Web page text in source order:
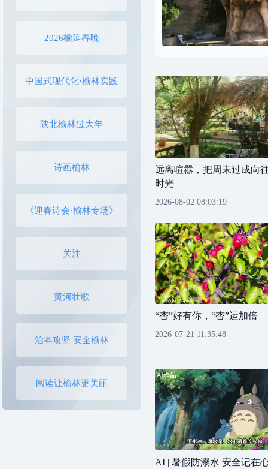
2026榆延春晚
中国式现代化·榆林实践
陕北榆林过大年
诗画榆林
《迎春诗会·榆林专场》
关注
黄河壮歌
治本攻坚 安全榆林
阅读让榆林更美丽
远离喧嚣，把周末过成向
时光
2026-08-02 08:03:19
“杏”好有你，“杏”运加倍
2026-07-21 11:35:48
AI | 暑假防溺水 安全记在